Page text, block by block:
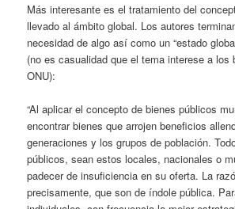
Más interesante es el tratamiento del
llevado al ámbito global. Los autores
necesidad de algo así como un “estado
(no es casualidad que el tema interese a los
ONU):
“Al aplicar el concepto de bienes públicos
encontrar bienes que arrojen beneficios
generaciones y los grupos de población.
públicos, sean estos locales, nacionales o
padecer de insuficiencia en su oferta. La
precisamente, que son de índole pública.